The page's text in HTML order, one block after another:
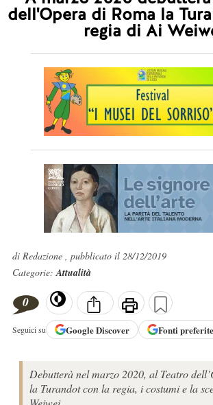
dell'Opera di Roma la
regia di Ai
di Redazione , pubblicato il 28/12/2019
Categorie:Attualità
0
Seguici su GoogleDiscover Fonti preferite
Debutterà nel marzo 2020, al Teatro
la Turandot con la regia, i costumi e la